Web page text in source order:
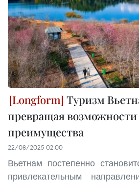
Туризм
превращая возможности
преимущества
22/08/2025 02:00
Вьетнам постепенно
привлекательным